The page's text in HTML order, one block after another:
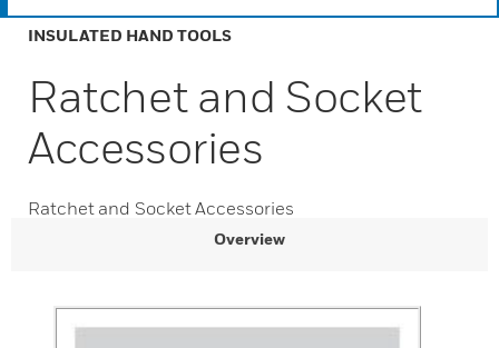
INSULATED HAND TOOLS
Ratchet and Socket
Accessories
Ratchet and Socket Accessories
Overview